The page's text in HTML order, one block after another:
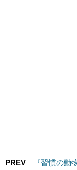
PREV
『習慣の動